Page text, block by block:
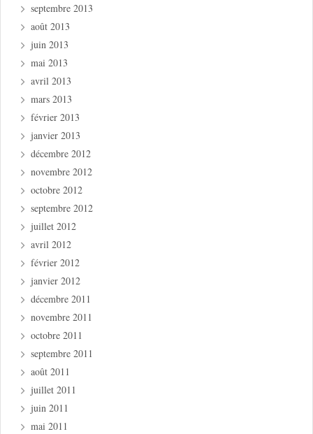
septembre 2013
août 2013
juin 2013
mai 2013
avril 2013
mars 2013
février 2013
janvier 2013
décembre 2012
novembre 2012
octobre 2012
septembre 2012
juillet 2012
avril 2012
février 2012
janvier 2012
décembre 2011
novembre 2011
octobre 2011
septembre 2011
août 2011
juillet 2011
juin 2011
mai 2011